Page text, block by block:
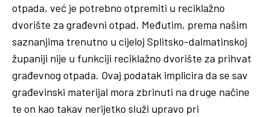
otpada, već je potrebno otpremiti u reciklažno
dvorište za građevni otpad. Međutim, prema našim
saznanjima trenutno u cijeloj Splitsko-dalmatinskoj
županiji nije u funkciji reciklažno dvorište za prihvat
građevnog otpada. Ovaj podatak implicira da se sav
građevinski materijal mora zbrinuti na druge načine
te on kao takav nerijetko služi upravo pri